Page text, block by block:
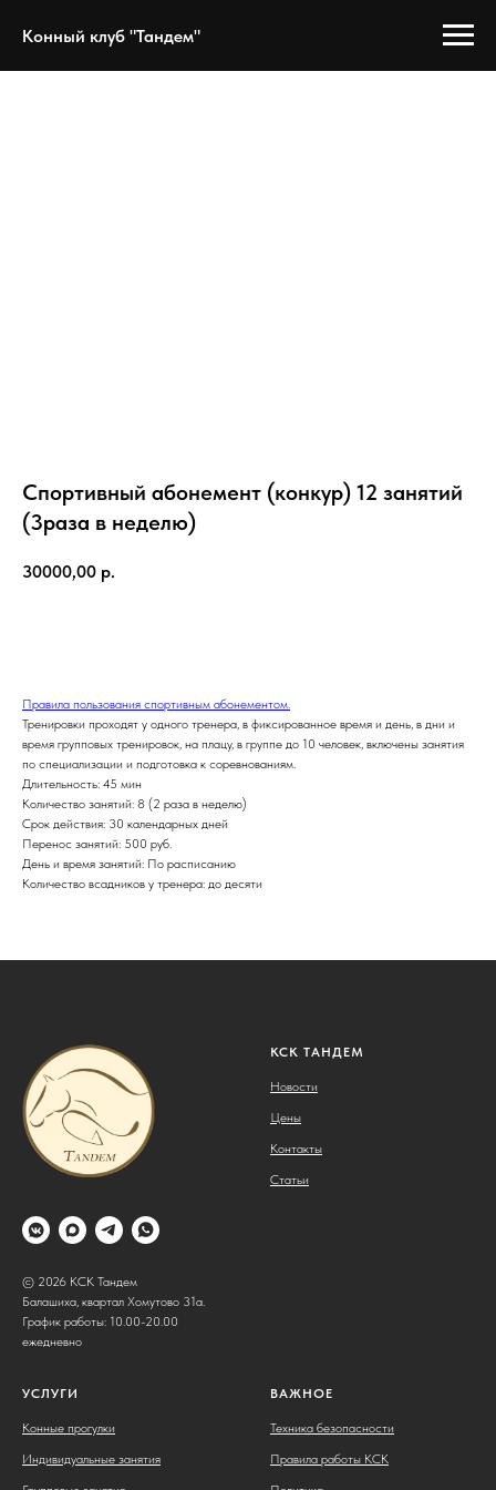
Конный клуб "Тандем"
Спортивный абонемент (конкур) 12 занятий
(3раза в неделю)
30000,00 р.
Правила пользования спортивным абонементом.
Тренировки проходят у одного тренера, в фиксированное время и день, в дни и
время групповых тренировок, на плацу, в группе до 10 человек, включены занятия
по специализации и подготовка к соревнованиям.
Длительность: 45 мин
Количество занятий: 8 (2 раза в неделю)
Срок действия: 30 календарных дней
Перенос занятий: 500 руб.
День и время занятий: По расписанию
Количество всадников у тренера: до десяти
© 2026 КСК Тандем
Балашиха, квартал Хомутово 31а.
График работы: 10.00-20.00
ежедневно
КСК ТАНДЕМ
Новости
Цены
Контакты
Статьи
УСЛУГИ
Конные прогулки
Индивидуальные занятия
ВАЖНОЕ
Техника безопасности
Правила работы КСК